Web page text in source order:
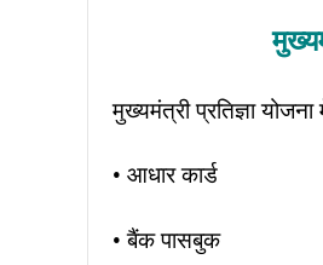
मुख्यमंत्री प्रतिज्ञा
• आधार कार्ड
• बैंक पासबुक